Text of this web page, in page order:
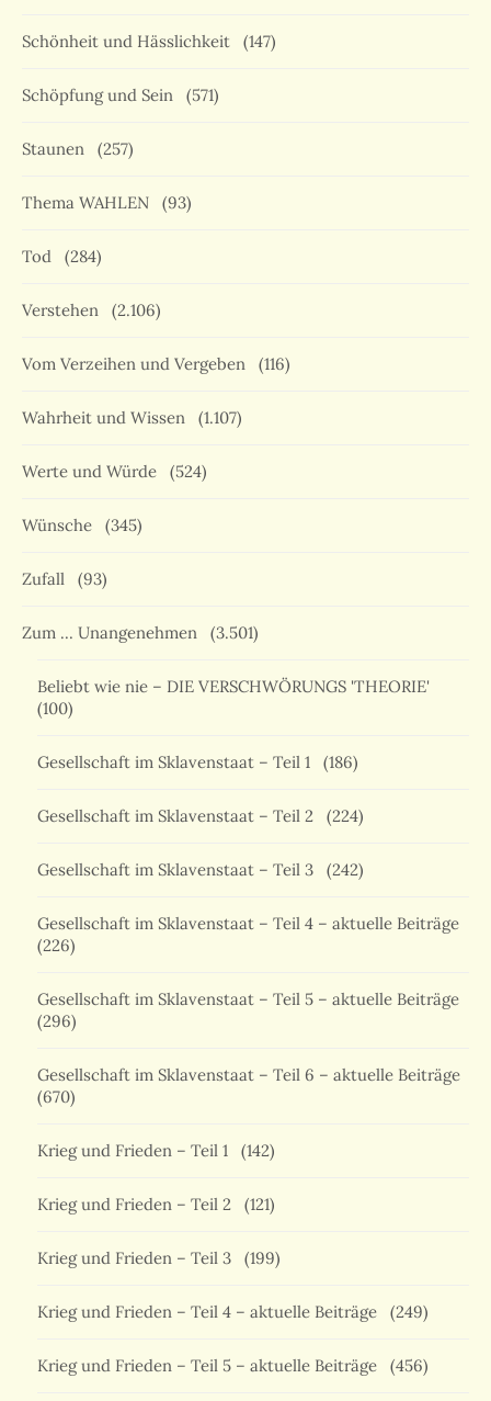
Schönheit und Hässlichkeit (147)
Schöpfung und Sein (571)
Staunen (257)
Thema WAHLEN (93)
Tod (284)
Verstehen (2.106)
Vom Verzeihen und Vergeben (116)
Wahrheit und Wissen (1.107)
Werte und Würde (524)
Wünsche (345)
Zufall (93)
Zum … Unangenehmen (3.501)
Beliebt wie nie – DIE VERSCHWÖRUNGS 'THEORIE'
(100)
Gesellschaft im Sklavenstaat – Teil 1 (186)
Gesellschaft im Sklavenstaat – Teil 2 (224)
Gesellschaft im Sklavenstaat – Teil 3 (242)
Gesellschaft im Sklavenstaat – Teil 4 – aktuelle Beiträge
(226)
Gesellschaft im Sklavenstaat – Teil 5 – aktuelle Beiträge
(296)
Gesellschaft im Sklavenstaat – Teil 6 – aktuelle Beiträge
(670)
Krieg und Frieden – Teil 1 (142)
Krieg und Frieden – Teil 2 (121)
Krieg und Frieden – Teil 3 (199)
Krieg und Frieden – Teil 4 – aktuelle Beiträge (249)
Krieg und Frieden – Teil 5 – aktuelle Beiträge (456)